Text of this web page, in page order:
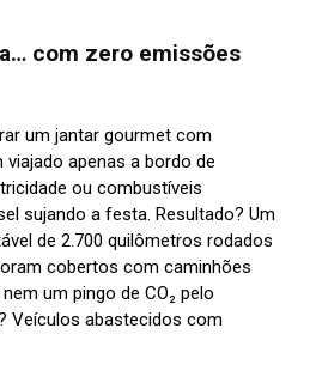
com zero emissões
um jantar gourmet com
apenas a bordo de
ou combustíveis
sujando a festa. Resultado? Um
de 2.700 quilômetros rodados
cobertos com caminhões
um pingo de CO₂ pelo
Veículos abastecidos com